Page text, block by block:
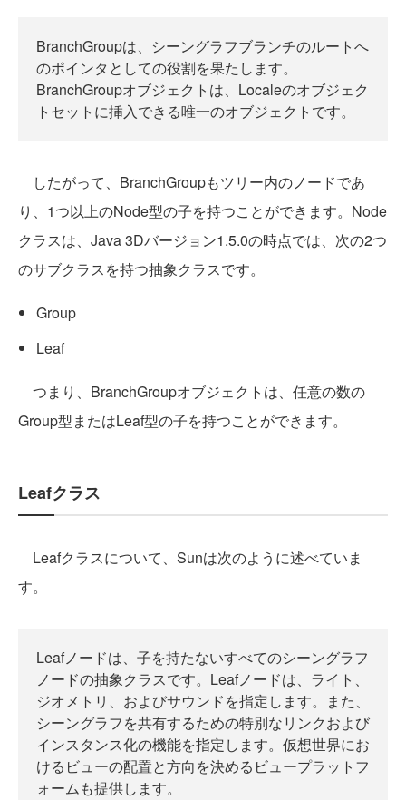
BranchGroupは、シーングラフブランチのルートへ
のポインタとしての役割を果たします。
BranchGroupオブジェクトは、Localeのオブジェク
トセットに挿入できる唯一のオブジェクトです。
したがって、BranchGroupもツリー内のノードであ
り、1つ以上のNode型の子を持つことができます。Node
クラスは、Java 3Dバージョン1.5.0の時点では、次の2つ
のサブクラスを持つ抽象クラスです。
Group
Leaf
つまり、BranchGroupオブジェクトは、任意の数の
Group型またはLeaf型の子を持つことができます。
Leafクラス
Leafクラスについて、Sunは次のように述べていま
す。
Leafノードは、子を持たないすべてのシーングラフ
ノードの抽象クラスです。Leafノードは、ライト、
ジオメトリ、およびサウンドを指定します。また、
シーングラフを共有するための特別なリンクおよび
インスタンス化の機能を指定します。仮想世界にお
けるビューの配置と方向を決めるビュープラットフ
ォームも提供します。